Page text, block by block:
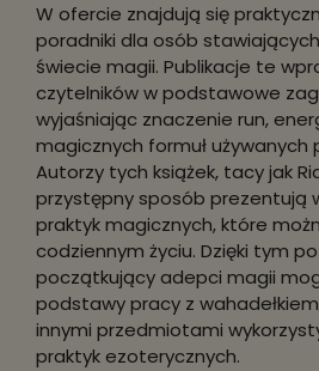
W ofercie znajdują się
poradniki dla osób
świecie magii. Publikacje te
czytelników w podstawowe
wyjaśniając znaczenie run,
magicznych formuł używanych
Autorzy tych książek, tacy jak
przystępny sposób prezentują
praktyk magicznych, które
codziennym życiu. Dzięki tym
początkujący adepci magii
podstawy pracy z
innymi przedmiotami
praktyk ezoterycznych.